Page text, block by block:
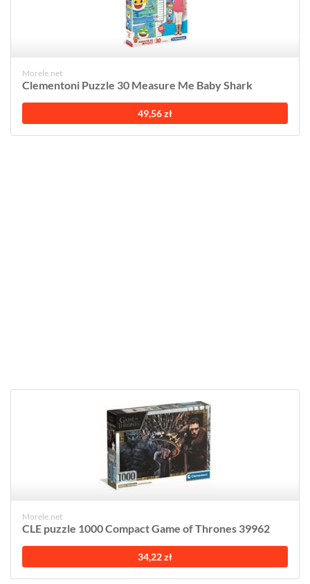
Morele.net
Clementoni Puzzle 30 Measure Me Baby Shark
49,56 zł
Morele.net
CLE puzzle 1000 Compact Game of Thrones 39962
34,22 zł